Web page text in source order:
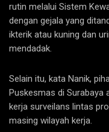
rutin melalui Sistem
dengan gejala yang
ikterik atau kuning dan
mendadak.
Selain itu, kata Nanik,
Puskesmas di Surabaya
kerja surveilans lintas
masing wilayah kerja.